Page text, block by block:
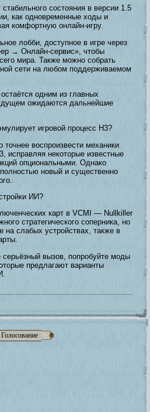
Голосование
состояния в версии 1.5
как одновременные ходы и
комфортную онлайн-игру.
лобби, доступное в игре через
→ Онлайн-сервис», чтобы
мира. Также можно собрать
сети на любом поддерживаемом
одним из главных
ожидаются дальнейшие
игровой процесс H3?
воспроизвести механики
исправляя некоторые известные
опциональными. Однако
новый и существенно
ИИ?
карт в VCMI — Nullkiller
стратегического соперника, но
на слабых устройствах, также в
вызов, попробуйте моды
предлагают варианты